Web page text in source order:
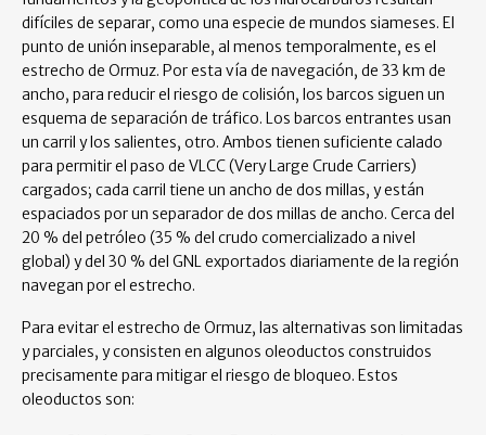
difíciles de separar, como una especie de mundos siameses. El
punto de unión inseparable, al menos temporalmente, es el
estrecho de Ormuz. Por esta vía de navegación, de 33 km de
ancho, para reducir el riesgo de colisión, los barcos siguen un
esquema de separación de tráfico. Los barcos entrantes usan
un carril y los salientes, otro. Ambos tienen suficiente calado
para permitir el paso de VLCC (Very Large Crude Carriers)
cargados; cada carril tiene un ancho de dos millas, y están
espaciados por un separador de dos millas de ancho. Cerca del
20 % del petróleo (35 % del crudo comercializado a nivel
global) y del 30 % del GNL exportados diariamente de la región
navegan por el estrecho.
Para evitar el estrecho de Ormuz, las alternativas son limitadas
y parciales, y consisten en algunos oleoductos construidos
precisamente para mitigar el riesgo de bloqueo. Estos
oleoductos son: